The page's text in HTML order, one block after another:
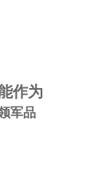
作为
军品